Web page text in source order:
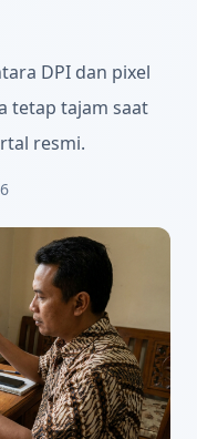
DPI dan pixel
tetap tajam saat
resmi.